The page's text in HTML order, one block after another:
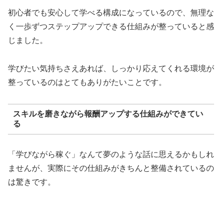
初心者でも安心して学べる構成になっているので、無理な
く一歩ずつステップアップできる仕組みが整っていると感
じました。
学びたい気持ちさえあれば、しっかり応えてくれる環境が
整っているのはとてもありがたいことです。
スキルを磨きながら報酬アップする仕組みができてい
る
「学びながら稼ぐ」なんて夢のような話に思えるかもしれ
ませんが、実際にその仕組みがきちんと整備されているの
は驚きです。